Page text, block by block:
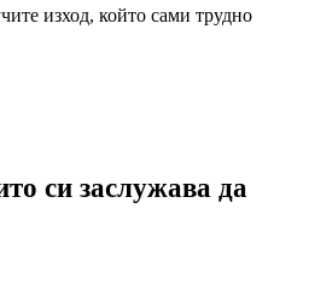
изход, който сами трудно
си заслужава да